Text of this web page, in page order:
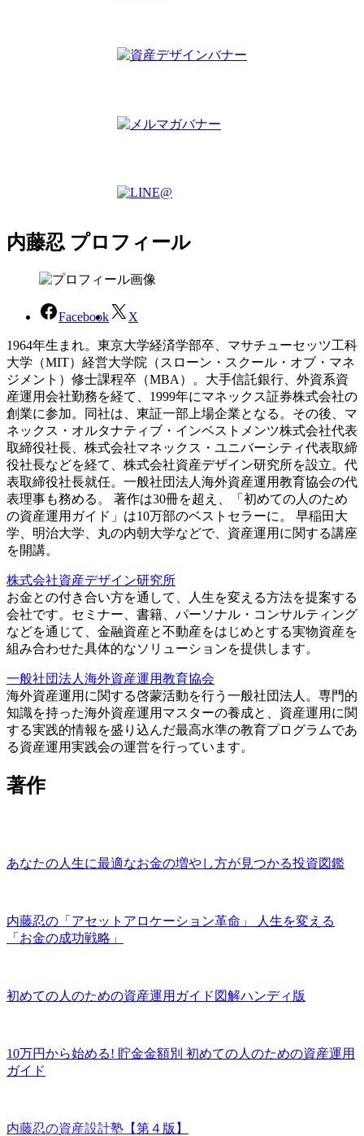
内藤忍 プロフィール
Facebook X
1964年生まれ。東京大学経済学部卒、マサチューセッツ工科
大学（MIT）経営大学院（スローン・スクール・オブ・マネ
ジメント）修士課程卒（MBA）。大手信託銀行、外資系資
産運用会社勤務を経て、1999年にマネックス証券株式会社の
創業に参加。同社は、東証一部上場企業となる。その後、マ
ネックス・オルタナティブ・インベストメンツ株式会社代表
取締役社長、株式会社マネックス・ユニバーシティ代表取締
役社長などを経て、株式会社資産デザイン研究所を設立。代
表取締役社長就任。一般社団法人海外資産運用教育協会の代
表理事も務める。 著作は30冊を超え、「初めての人のため
の資産運用ガイド」は10万部のベストセラーに。 早稲田大
学、明治大学、丸の内朝大学などで、資産運用に関する講座
を開講。
株式会社資産デザイン研究所
お金との付き合い方を通して、人生を変える方法を提案する
会社です。セミナー、書籍、パーソナル・コンサルティング
などを通じて、金融資産と不動産をはじめとする実物資産を
組み合わせた具体的なソリューションを提供します。
一般社団法人海外資産運用教育協会
海外資産運用に関する啓蒙活動を行う一般社団法人。専門的
知識を持った海外資産運用マスターの養成と、資産運用に関
する実践的情報を盛り込んだ最高水準の教育プログラムであ
る資産運用実践会の運営を行っています。
著作
あなたの人生に最適なお金の増やし方が見つかる投資図鑑
内藤忍の「アセットアロケーション革命」 人生を変える
「お金の成功戦略」
初めての人のための資産運用ガイド図解ハンディ版
10万円から始める! 貯金金額別 初めての人のための資産運用
ガイド
内藤忍の資産設計塾【第４版】